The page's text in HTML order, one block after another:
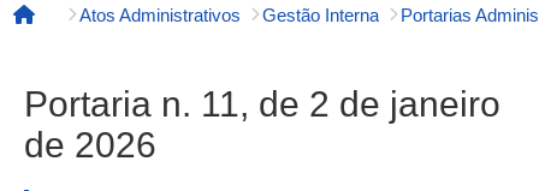
Página inicial
Atos Administrativos Gestão Interna
Portaria n. 11, de 2 de janeiro
de 2026